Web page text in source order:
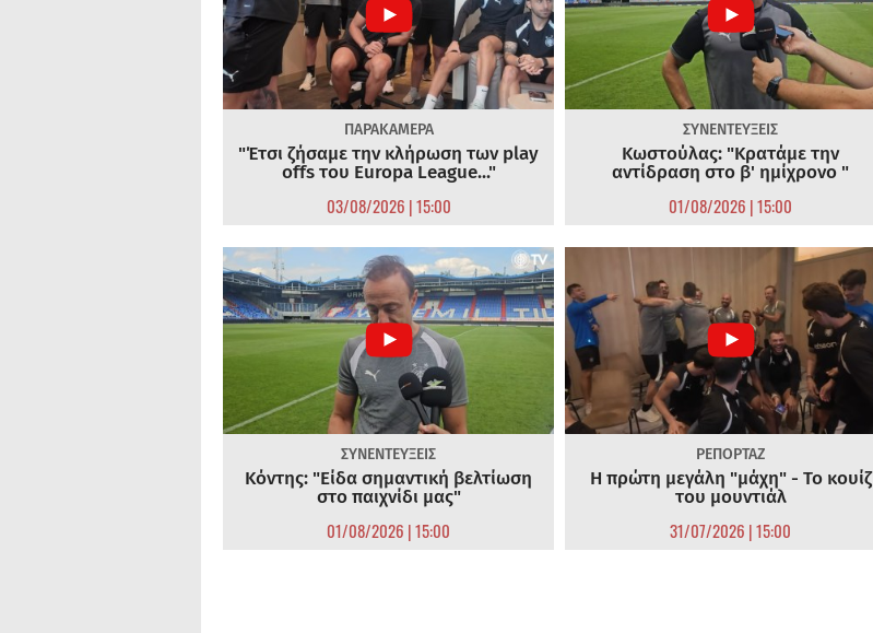
ΠΑΡΑΚΑΜΕΡΑ
"Έτσι ζήσαμε την κλήρωση των play
offs του Europa League..."
03/08/2026 | 15:00
ΣΥΝΕΝΤΕΥΞΕΙΣ
Κωστούλας: "Κρατάμε την
αντίδραση στο β' ημίχρονο "
01/08/2026 | 15:00
ΣΥΝΕΝΤΕΥΞΕΙΣ
Κόντης: "Είδα σημαντική βελτίωση
στο παιχνίδι μας"
01/08/2026 | 15:00
ΡΕΠΟΡΤΑΖ
Η πρώτη μεγάλη "μάχη" - Το κουίζ
του μουντιάλ
31/07/2026 | 15:00